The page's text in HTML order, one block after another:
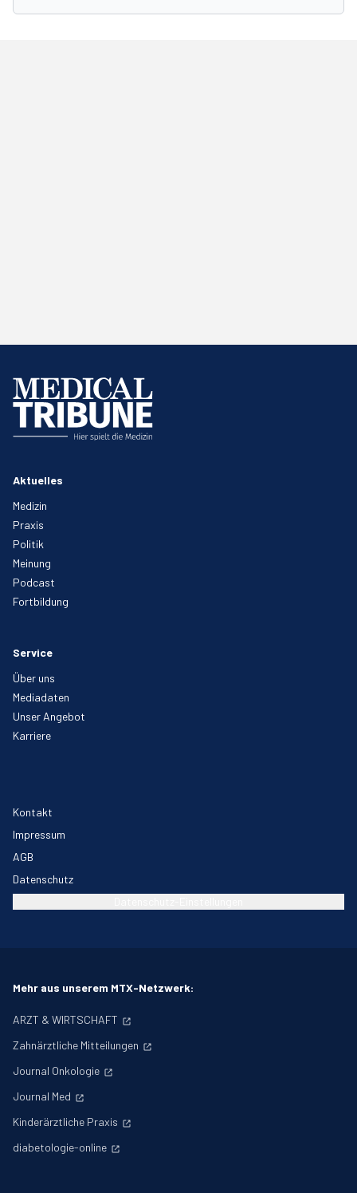
Aktuelles
Medizin
Praxis
Politik
Meinung
Podcast
Fortbildung
Service
Über uns
Mediadaten
Unser Angebot
Karriere
Kontakt
Impressum
AGB
Datenschutz
Mehr aus unserem MTX-Netzwerk:
ARZT & WIRTSCHAFT
Zahnärztliche Mitteilungen
Journal Onkologie
Journal Med
Kinderärztliche Praxis
diabetologie-online